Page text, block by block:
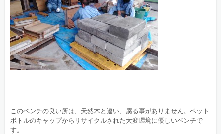
このベンチの良い所は、天然木と違い、腐る事がありません。ペット
ボトルのキャップからリサイクルされた大変環境に優しいベンチで
す。